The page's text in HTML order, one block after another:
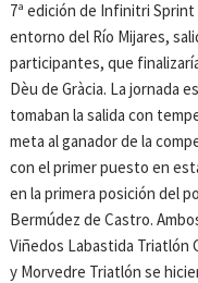
7ª edición de Infinitri
entorno del Río Mijares,
participantes, que
Dèu de Gràcia. La jornada
tomaban la salida con
meta al ganador de la
con el primer puesto en
en la primera posición del
Bermúdez de Castro.
Viñedos Labastida Triatlón
y Morvedre Triatlón se